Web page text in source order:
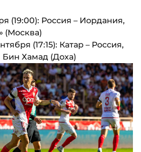
(19:00): Россия – Иордания,
(Москва)
(17:15): Катар – Россия,
Хамад (Доха)